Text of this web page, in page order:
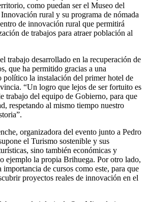
como puedan ser el Museo del
rural y su programa de nómada
de innovación rural que permitirá
de trabajos para atraer población al
trabajo desarrollado en la recuperación de
que ha permitido gracias a una
político la instalación del primer hotel de
“Un logro que lejos de ser fortuito es
trabajo del equipo de Gobierno, para que
respetando al mismo tiempo nuestro
organizadora del evento junto a Pedro
el Turismo sostenible y sus
sino también económicas y
ejemplo la propia Brihuega. Por otro lado,
importancia de cursos como este, para que
proyectos reales de innovación en el